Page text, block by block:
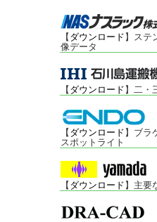
【 ダウンロード 】ステ
像データ
【 ダウンロード 】二・
【 ダウンロード 】ブラ
スポットライト
【 ダウンロード 】主要